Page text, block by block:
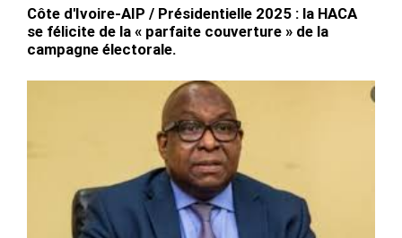
Côte d'Ivoire-AIP / Présidentielle 2025 : la HACA
se félicite de la « parfaite couverture » de la
campagne électorale.